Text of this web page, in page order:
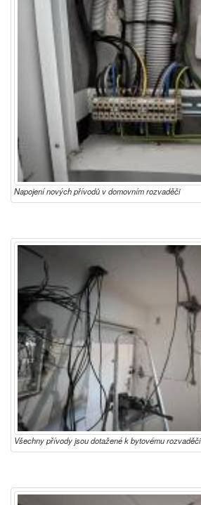
Napojení nových přívodů v domovním rozvaděči
Všechny přívody jsou dotažené k bytovému rozvaděči